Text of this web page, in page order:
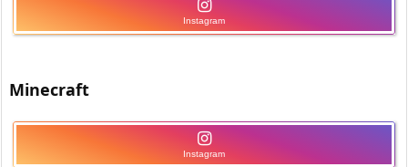
Instagram
Minecraft
Instagram